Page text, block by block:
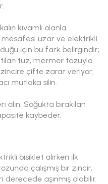
kıvamlı olanla
uzar ve elektrikli
için bu fark belirgindir;
tuz, mermer tozuyla
çifte zarar veriyor;
mutlaka silin.
alın. Soğukta bırakılan
kaybeder.
bisiklet alırken ilk
çalışmış bir zincir,
aşınmış olabilir.